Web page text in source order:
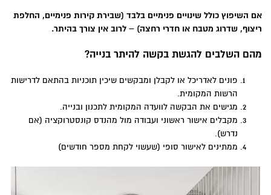
אם השיפוץ כולל שינויים פנימיים בלבד (שבירת קירות פנימיים, החלפת
ריצוף, שדרוג מטבח או חדרי רחצה) – לרוב אין צורך בהיתר.
מהם השלבים להגשת בקשה להיתר בנייה?
פונים לאדריכל או לקבלן ומבקשים שיכין תוכניות בהתאם לדרישות
הרשות המקומית.
מגישים את הבקשה לוועדה המקומית לתכנון ובנייה.
מקבלים אישור ראשוני ועבודה מול מהנדס קונסטרוקציה (אם
נדרש).
ממתינים לאישור סופי (שעשוי לקחת מספר חודשים)